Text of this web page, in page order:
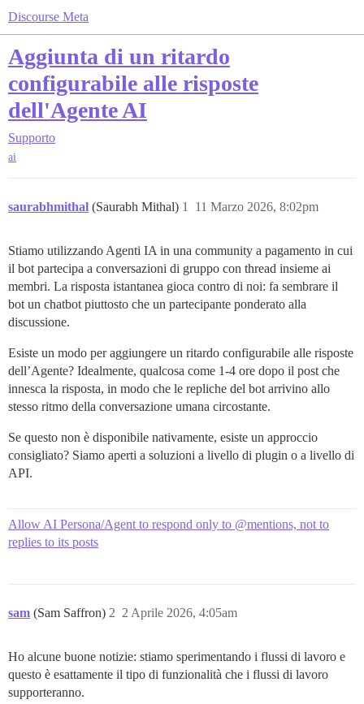
Discourse Meta
Aggiunta di un ritardo
configurabile alle risposte
dell'Agente AI
Supporto
ai
saurabhmithal (Saurabh Mithal) 11 Marzo 2026, 8:02pm
1
Stiamo utilizzando Agenti IA in una community a pagamento in cui
il bot partecipa a conversazioni di gruppo con thread insieme ai
membri. La risposta istantanea gioca contro di noi: fa sembrare il
bot un chatbot piuttosto che un partecipante ponderato alla
discussione.
Esiste un modo per aggiungere un ritardo configurabile alle risposte
dell’Agente? Idealmente, qualcosa come 1-4 ore dopo il post che
innesca la risposta, in modo che le repliche del bot arrivino allo
stesso ritmo della conversazione umana circostante.
Se questo non è disponibile nativamente, esiste un approccio
consigliato? Siamo aperti a soluzioni a livello di plugin o a livello di
API.
Allow AI Persona/Agent to respond only to @mentions, not to
replies to its posts
sam (Sam Saffron) 2 Aprile 2026, 4:05am
2
Ho alcune buone notizie: stiamo sperimentando i flussi di lavoro e
questo è esattamente il tipo di funzionalità che i flussi di lavoro
supporteranno.